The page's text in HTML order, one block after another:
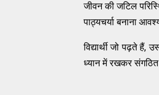
जीवन की जटिल
पाठ्यचर्या बनाना
विद्यार्थी जो पढ़ते
ध्यान में रखकर संगठित